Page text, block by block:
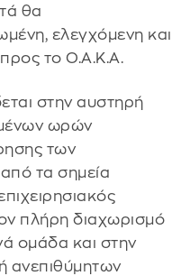
θα
ελεγχόμενη και
το Ο.Α.Κ.Α.
στην αυστηρή
ωρών
των
τα σημεία
πλήρη διαχωρισμό
ομάδα και στην
ανεπιθύμητων